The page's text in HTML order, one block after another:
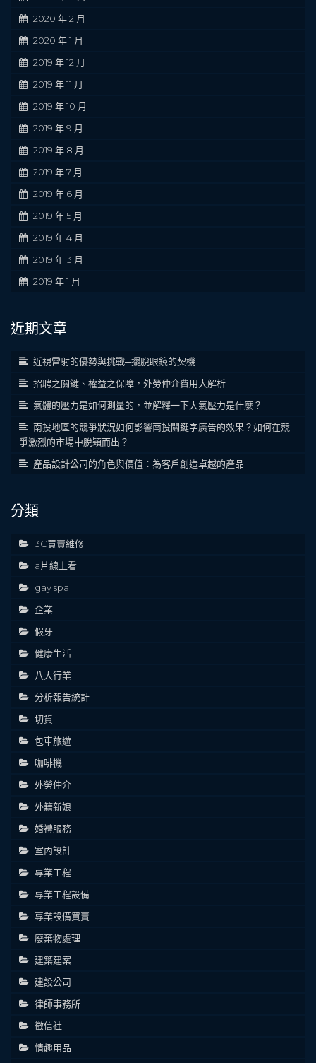
2020 年 2 月
2020 年 1 月
2019 年 12 月
2019 年 11 月
2019 年 10 月
2019 年 9 月
2019 年 8 月
2019 年 7 月
2019 年 6 月
2019 年 5 月
2019 年 4 月
2019 年 3 月
2019 年 1 月
近期文章
近視雷射的優勢與挑戰─擺脫眼鏡的契機
招聘之關鍵、權益之保障，外勞仲介費用大解析
氣體的壓力是如何測量的，並解釋一下大氣壓力是什麼？
南投地區的競爭狀況如何影響南投關鍵字廣告的效果？如何在競
爭激烈的市場中脫穎而出？
產品設計公司的角色與價值：為客戶創造卓越的產品
分類
3C買賣維修
a片線上看
gay spa
企業
假牙
健康生活
八大行業
分析報告統計
切貨
包車旅遊
咖啡機
外勞仲介
外籍新娘
婚禮服務
室內設計
專業工程
專業工程設備
專業設備買賣
廢棄物處理
建築建案
建設公司
律師事務所
徵信社
情趣用品